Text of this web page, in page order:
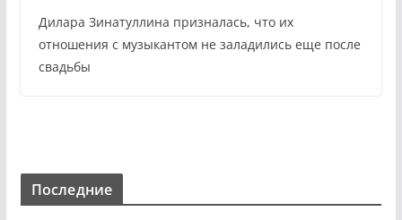
Дилара Зинатуллина призналась, что их
отношения с музыкантом не заладились еще после
свадьбы
Последние